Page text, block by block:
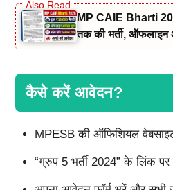
MP CAIE Bharti
तक की भर्ती,
कैसे करें आवेदन?
MPESB की ऑफिशियल
“ग्रुप 5 भर्ती 2024” के लिंक